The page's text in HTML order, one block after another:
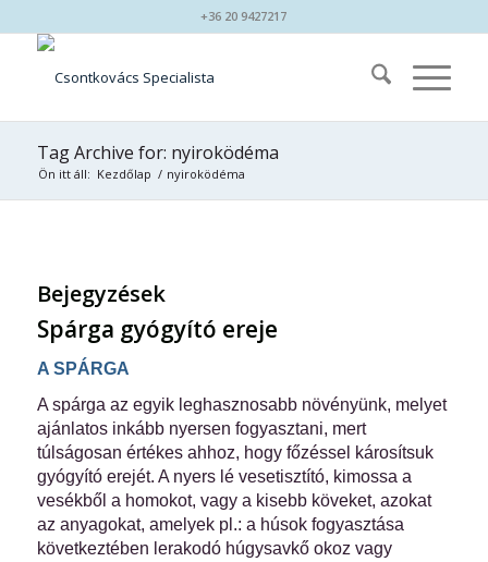
+36 20 9427217
Tag Archive for: nyiroködéma
Ön itt áll: Kezdőlap / nyiroködéma
Bejegyzések
Spárga gyógyító ereje
A SPÁRGA
A spárga az egyik leghasznosabb növényünk, melyet
ajánlatos inkább nyersen fogyasztani, mert
túlságosan értékes ahhoz, hogy főzéssel károsítsuk
gyógyító erejét. A nyers lé vesetisztító, kimossa a
vesékből a homokot, vagy a kisebb köveket, azokat
az anyagokat, amelyek pl.: a húsok fogyasztása
következtében lerakodó húgysavkő okoz vagy